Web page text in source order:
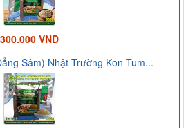
300.000 VND
Sâm) Nhật Trường Kon Tum...